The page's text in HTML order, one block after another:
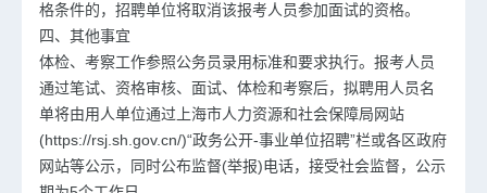
格条件的，招聘单位将取消该报考人员参加面试的资格。
四、其他事宜
体检、考察工作参照公务员录用标准和要求执行。报考人员
通过笔试、资格审核、面试、体检和考察后，拟聘用人员名
单将由用人单位通过上海市人力资源和社会保障局网站
(https://rsj.sh.gov.cn/)“政务公开-事业单位招聘”栏或各区政府
网站等公示，同时公布监督(举报)电话，接受社会监督，公示